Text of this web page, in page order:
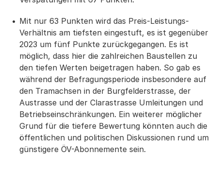
Mit nur 63 Punkten wird das Preis-Leistungs-
Verhältnis am tiefsten eingestuft, es ist gegenüber
2023 um fünf Punkte zurückgegangen. Es ist
möglich, dass hier die zahlreichen Baustellen zu
den tiefen Werten beigetragen haben. So gab es
während der Befragungsperiode insbesondere auf
den Tramachsen in der Burgfelderstrasse, der
Austrasse und der Clarastrasse Umleitungen und
Betriebseinschränkungen. Ein weiterer möglicher
Grund für die tiefere Bewertung könnten auch die
öffentlichen und politischen Diskussionen rund um
günstigere ÖV-Abonnemente sein.